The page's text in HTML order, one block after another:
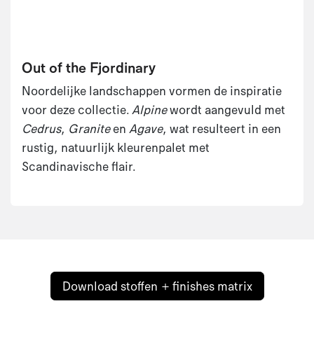
Out of the Fjordinary
Noordelijke landschappen vormen de inspiratie
voor deze collectie. Alpinewordt aangevuld met
Cedrus, Graniteen Agave, wat resulteert in een
rustig, natuurlijk kleurenpalet met
Scandinavische flair.
Download stoffen + finishes matrix